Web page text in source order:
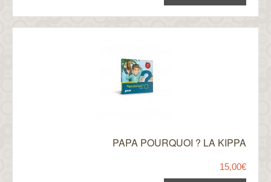
PAPA POURQUOI ? LA KIPPA
15,00€